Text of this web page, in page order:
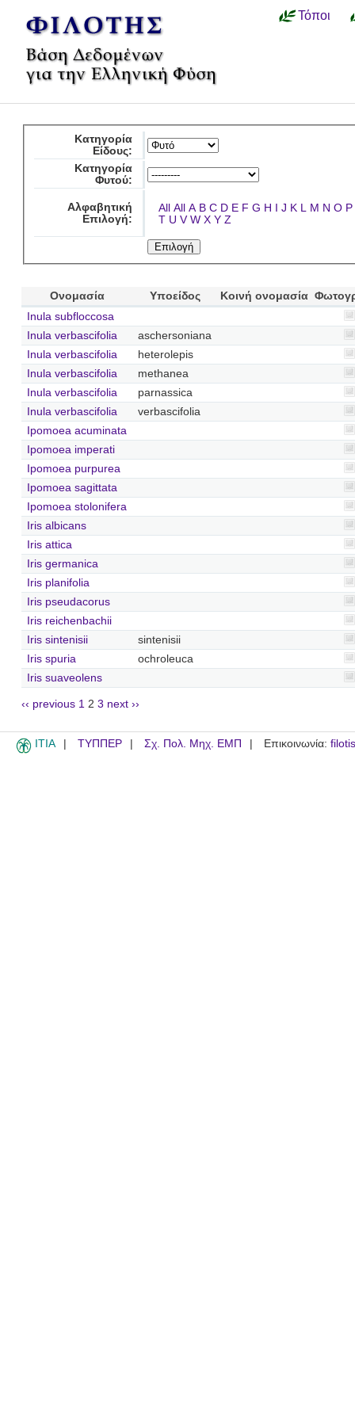
Τόποι
Κατηγορία
Είδους:
Κατηγορία
Φυτού:
Αλφαβητική
Επιλογή:
All All A B C D E F G H I J K L M N O P
T U V W X Y Z
Ονομασία Υποείδος Κοινή ονομασία
Inula subfloccosa
Inula verbascifolia
aschersoniana
Inula verbascifolia
heterolepis
Inula verbascifolia
methanea
Inula verbascifolia
parnassica
Inula verbascifolia
verbascifolia
Ipomoea acuminata
Ipomoea imperati
Ipomoea purpurea
Ipomoea sagittata
Ipomoea stolonifera
Iris albicans
Iris attica
Iris germanica
Iris planifolia
Iris pseudacorus
Iris reichenbachii
Iris sintenisii
sintenisii
Iris spuria
ochroleuca
Iris suaveolens
‹‹ previous 1 2 3 next ››
ITIA ΤΥΠΠΕΡ Σχ. Πολ. Μηχ. ΕΜΠ Επικοινωνία: